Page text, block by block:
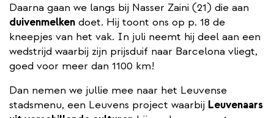
Daarna gaan we langs bij Nasser Zaini (21) die aan
duivenmelken doet. Hij toont ons op p. 18 de
kneepjes van het vak. In juli neemt hij deel aan een
wedstrijd waarbij zijn prijsduif naar Barcelona vliegt,
goed voor meer dan 1100 km!
Dan nemen we jullie mee naar het Leuvense
stadsmenu, een Leuvens project waarbij Leuvenaars